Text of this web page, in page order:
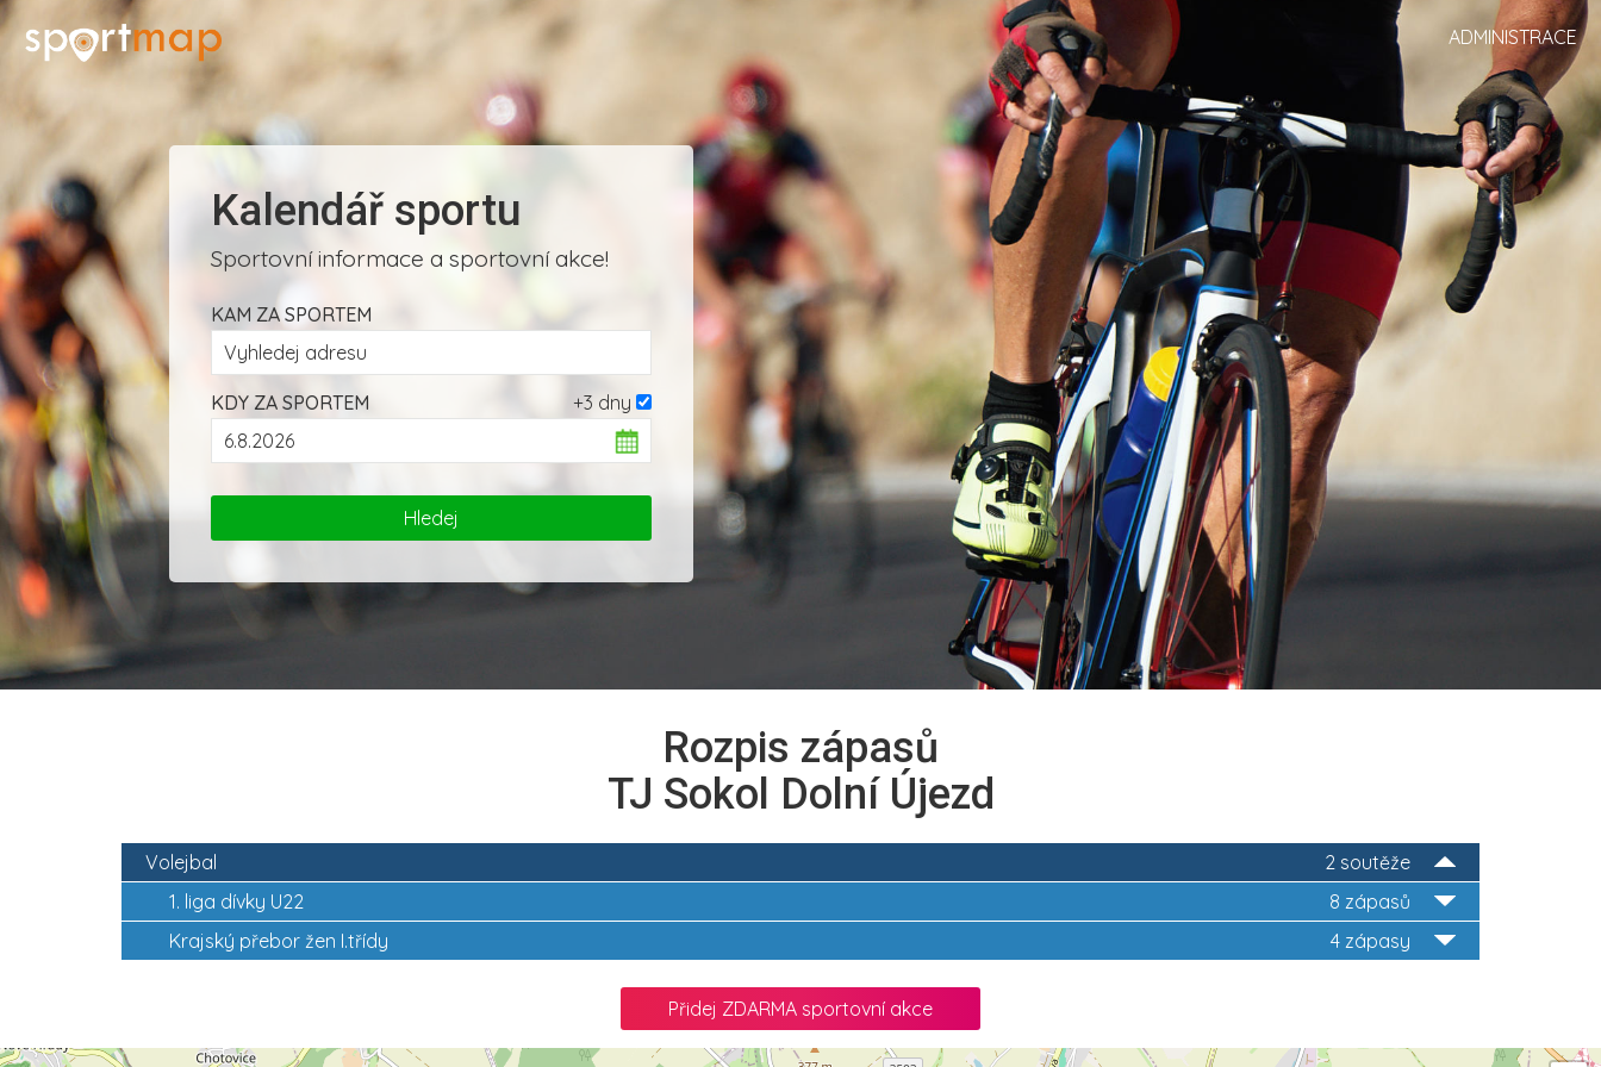
ADMINISTRACE
Kalendář sportu
Sportovní informace a sportovní akce!
KAM ZA SPORTEM
+3 dny
KDY ZA SPORTEM
Rozpis zápasů
TJ Sokol Dolní Újezd
2 soutěže
Volejbal
8 zápasů
1. liga dívky U22
4 zápasy
Krajský přebor žen I.třídy
Přidej ZDARMA sportovní akce